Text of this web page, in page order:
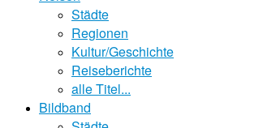
Städte
Regionen
Kultur/Geschichte
Reiseberichte
alle Titel...
Bildband